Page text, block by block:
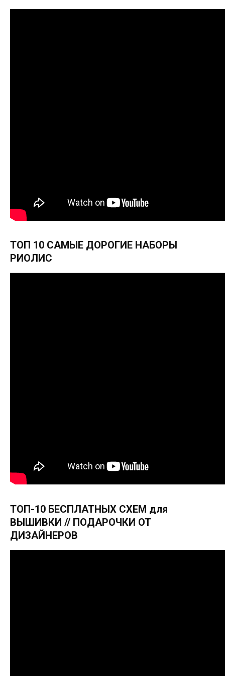
ТОП 10 САМЫЕ ДОРОГИЕ НАБОРЫ
РИОЛИС
ТОП-10 БЕСПЛАТНЫХ СХЕМ для
ВЫШИВКИ // ПОДАРОЧКИ ОТ
ДИЗАЙНЕРОВ